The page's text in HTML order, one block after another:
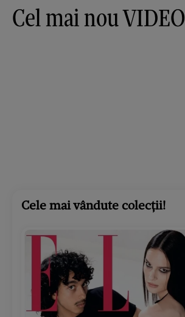
Cel mai nou VIDEO
Cele mai vândute colecții!